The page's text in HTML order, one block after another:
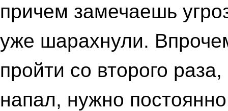
причем замечаешь
уже шарахнули.
пройти со второго
напал, нужно